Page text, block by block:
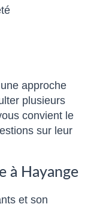
approche
plusieurs
convient le
sur leur
à Hayange
et son